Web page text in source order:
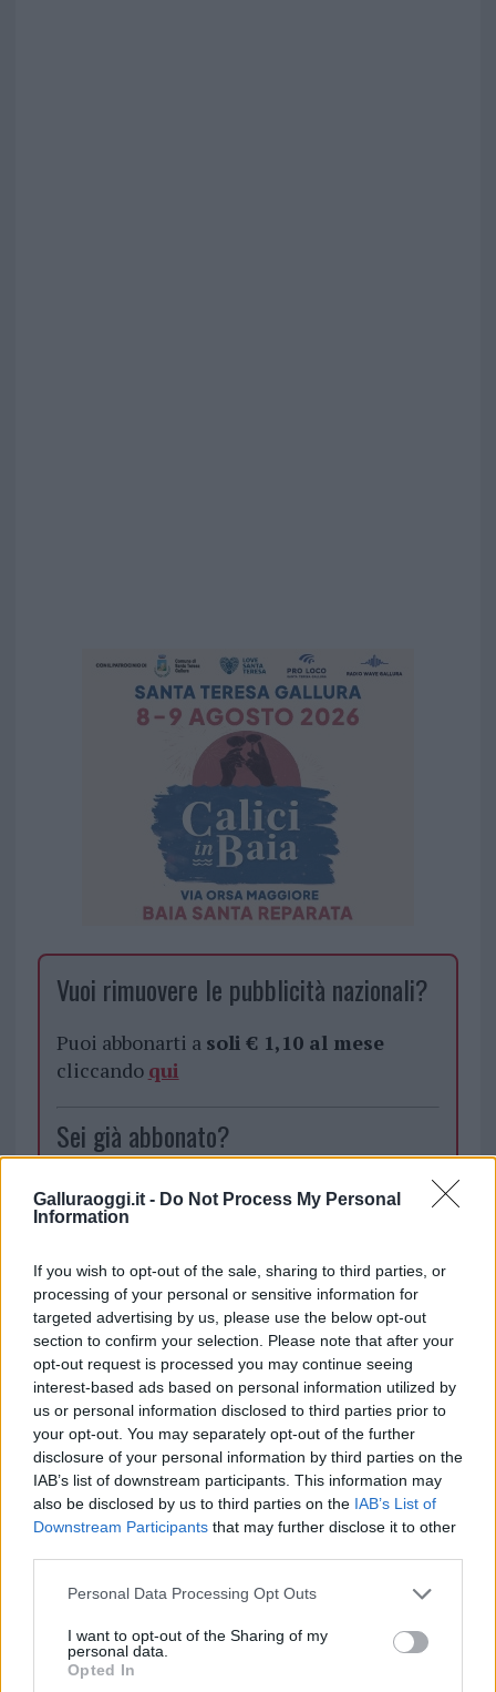
Galluraoggi.it - Do Not Process My Personal
Information
If you wish to opt-out of the sale, sharing to third parties, or
processing of your personal or sensitive information for
targeted advertising by us, please use the below opt-out
section to confirm your selection. Please note that after your
opt-out request is processed you may continue seeing
interest-based ads based on personal information utilized by
us or personal information disclosed to third parties prior to
your opt-out. You may separately opt-out of the further
disclosure of your personal information by third parties on the
IAB’s list of downstream participants. This information may
also be disclosed by us to third parties on the IAB’s List of
Downstream Participants that may further disclose it to other
Please note that this website/app uses one or more Google
not limited to your visit or usage behaviour. You may click to
grant or deny consent to Google and its third-party tags to
use your data for below specified purposes in below Google
Personal Data Processing Opt Outs
I want to opt-out of the Sharing of my
personal data.
Opted In
Vuoi rimuovere le pubblicità nazionali?
Puoi abbonarti a soli € 1,10 al mese
cliccando qui
Sei già abbonato?
Puoi effettuare l'accesso andando nella
sezione
dal menù del sito o
TEMI: Comune Di Olbia Riformatori Sardi Olbia
Notizie in tempo reale?
Entra nel canale telegram di
GalluraOggi.it
Su WhatsApp al numero +39
345 356 7512